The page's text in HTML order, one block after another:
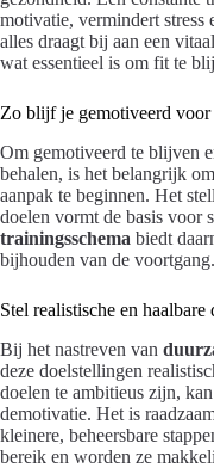
motivatie, vermindert
alles draagt bij aan een
wat essentieel is om fit te
Zo blijf je gemotiveerd voor
Om gemotiveerd te blijven
behalen, is het belangrijk
aanpak te beginnen. Het
doelen vormt de basis voor
trainingsschema biedt
bijhouden van de voortgang.
Stel realistische en haalbare
Bij het nastreven van
deze doelstellingen
doelen te ambitieus zijn,
demotivatie. Het is
kleinere, beheersbare
bereik en worden ze